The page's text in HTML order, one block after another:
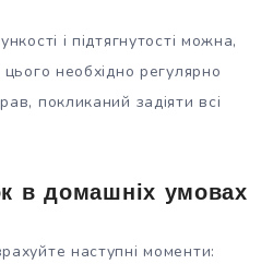
і підтягнутості можна,
необхідно регулярно
покликаний задіяти всі
в домашніх умовах
наступні моменти: